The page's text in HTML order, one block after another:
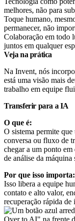
melhores, não para
Toque humano,
permanecer, não
Colaboração em todo
juntos em qualquer
Veja na prática
Na Invent, nós
está uma visão mais
trabalho em equipe
Transferir para a IA
O que é:
O sistema permite que
conversa ou fluxo de
chegar a um ponto
de análise da máquina
Por que isso importa:
Isso libera a equipe
contato e alto valor,
recuperação rápida de